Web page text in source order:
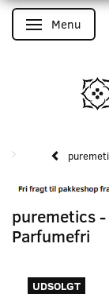
SkifteMenu
puremetics
Parfumefri
UDSOLGT